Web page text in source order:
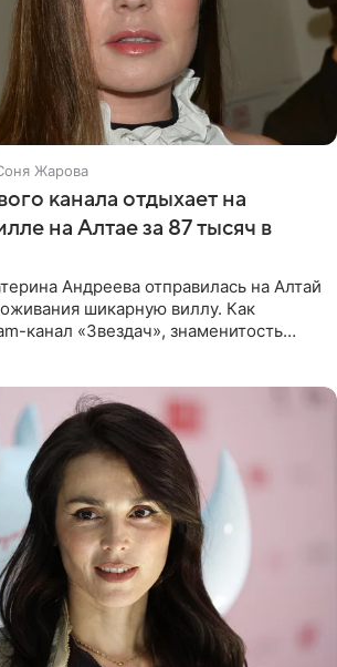
Жарова
канала отдыхает на
на Алтае за 87 тысяч в
Андреева отправилась на Алтай
шикарную виллу. Как
канал «Звездач», знаменитость